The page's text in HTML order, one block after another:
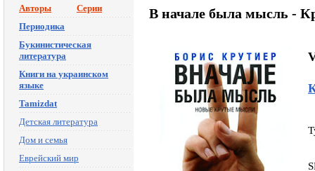
Авторы
Серии
Периодика
Букинистическая
литература
Книги на украинском
языке
Tamizdat
Детская литература
Дом и семья
Еврейский мир
В начале была мысль -